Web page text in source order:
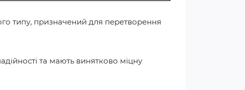
типу, призначений для перетворення
та мають винятково міцну